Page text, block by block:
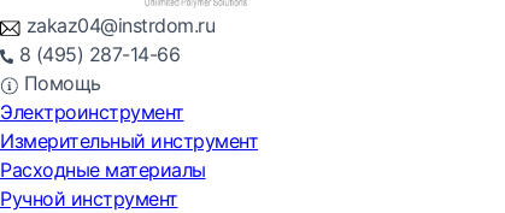
zakaz04@instrdom.ru
8 (495) 287-14-66
Помощь
Электроинструмент
Измерительный инструмент
Расходные материалы
Ручной инструмент